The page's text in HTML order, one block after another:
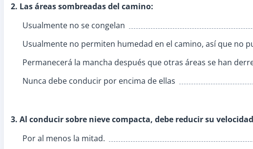
2. Las áreas sombreadas del camino:
Usualmente no se congelan
Usualmente no permiten humedad en el camino, así que no
Permanecerá la mancha después que otras áreas se han
Nunca debe conducir por encima de ellas
3. Al conducir sobre nieve compacta, debe reducir su
Por al menos la mitad.